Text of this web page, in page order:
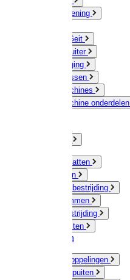
Voervoorziening
Schaap / Geit
Paard & Ruiter
Veeverzorging
Scheermessen
Scheermachines
Scheermachine onderdelen
Muizen / Ratten
Drukspuiten
Ongediertebestrijding
Mollenklemmen
Onkruidbestrijding
Vliegenkasten
Meststoffen
Messing koppelingen
Gieters / Spuiten